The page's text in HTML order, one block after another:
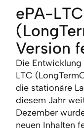
ePA-LTC
Version
Die
LTC
die stationäre
diesem Jahr
Dezember
neuen Inhalten